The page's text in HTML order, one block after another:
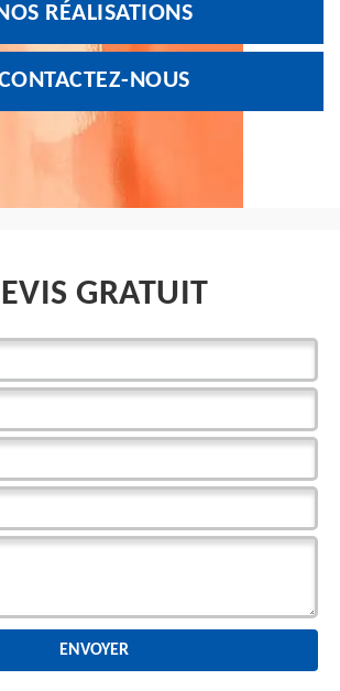
RÉALISATIONS
NOUS
GRATUIT